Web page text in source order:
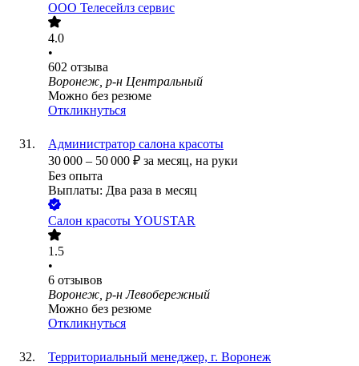
ООО Телесейлз сервис
4.0
•
602 отзыва
Воронеж, р-н Центральный
Можно без резюме
Откликнуться
Администратор салона красоты
30 000 – 50 000 ₽ за месяц, на руки
Без опыта
Выплаты: Два раза в месяц
Салон красоты YOUSTAR
1.5
•
6 отзывов
Воронеж, р-н Левобережный
Можно без резюме
Откликнуться
Территориальный менеджер, г. Воронеж